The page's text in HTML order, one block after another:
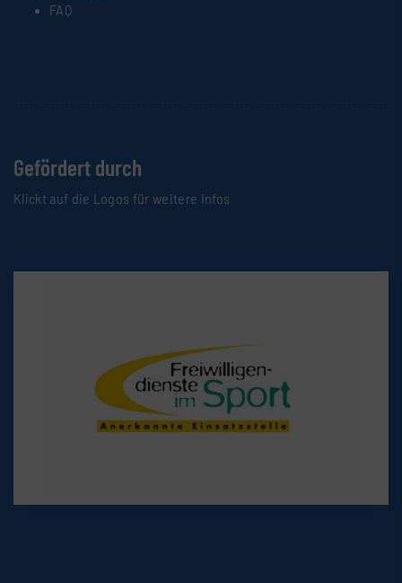
FAQ
Gefördert durch
Klickt auf die Logos für weitere Infos